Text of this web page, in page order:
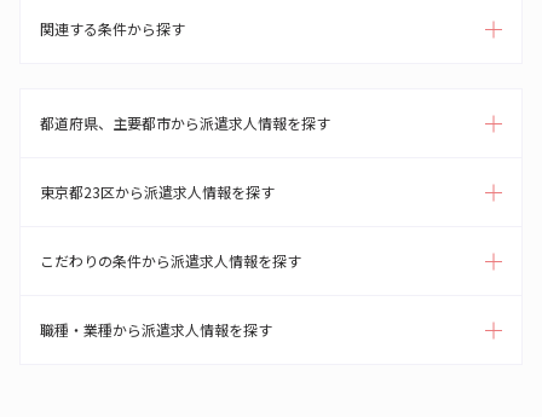
関連する条件から探す
都道府県、主要都市から派遣求人情報を探す
東京都23区から派遣求人情報を探す
こだわりの条件から派遣求人情報を探す
職種・業種から派遣求人情報を探す